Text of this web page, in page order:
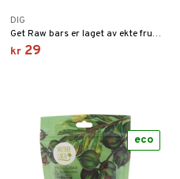
DIG
Get Raw bars er laget av ekte frukt og nøtter.
kr 29
eco